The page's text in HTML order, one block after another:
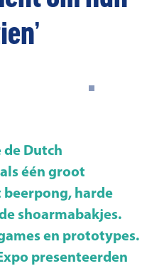
Dutch
één groot
harde
shoarmabakjes.
en prototypes.
presenteerden